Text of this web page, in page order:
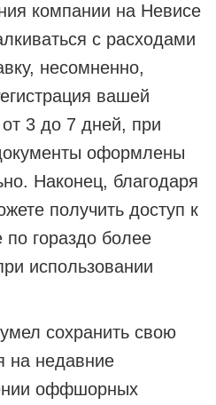
компании на Невисе
с расходами
несомненно,
вашей
3 до 7 дней, при
оформлены
Наконец, благодаря
получить доступ к
гораздо более
использовании
сохранить свою
на недавние
оффшорных